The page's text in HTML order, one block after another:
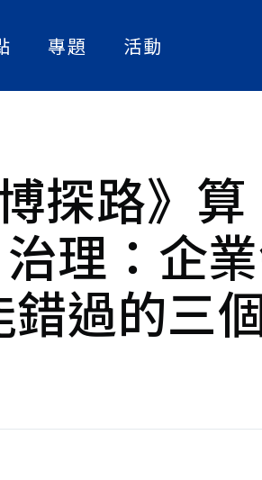
物訪談
略觀點
大話智慧製造
社畜看天下
Forum
專題 活動
探路》算
理：企
過的三